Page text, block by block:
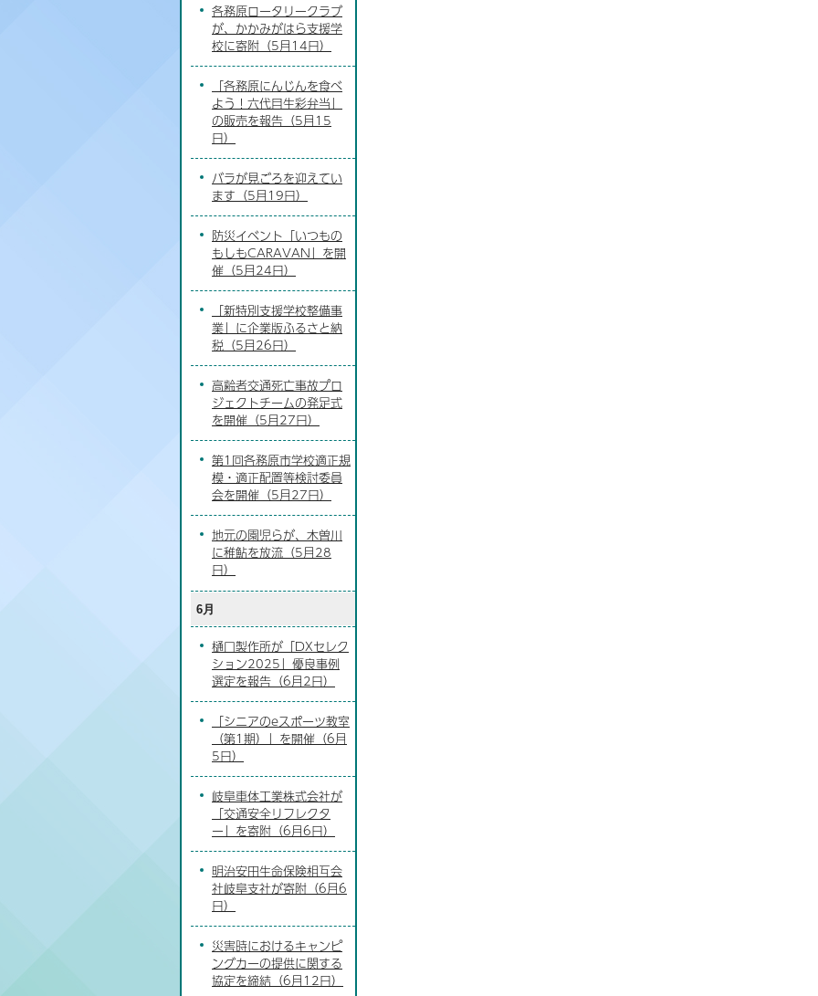
各務原ロータリークラブ
が、かかみがはら支援学
校に寄附（5月14日）
「各務原にんじんを食べ
よう！六代目生彩弁当」
の販売を報告（5月15
日）
バラが見ごろを迎えてい
ます（5月19日）
防災イベント「いつもの
もしもCARAVAN」を開
催（5月24日）
「新特別支援学校整備事
業」に企業版ふるさと納
税（5月26日）
高齢者交通死亡事故プロ
ジェクトチームの発足式
を開催（5月27日）
第1回各務原市学校適正規
模・適正配置等検討委員
会を開催（5月27日）
地元の園児らが、木曽川
に稚鮎を放流（5月28
日）
6月
樋口製作所が「DXセレク
ション2025」優良事例
選定を報告（6月2日）
「シニアのeスポーツ教室
（第1期）」を開催（6月
5日）
岐阜車体工業株式会社が
「交通安全リフレクタ
ー」を寄附（6月6日）
明治安田生命保険相互会
社岐阜支社が寄附（6月6
日）
災害時におけるキャンピ
ングカーの提供に関する
協定を締結（6月12日）